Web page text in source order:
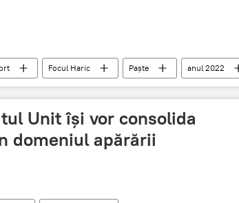
Focul Haric Paște
anul 2022
Unit îşi vor consolida
domeniul apărării